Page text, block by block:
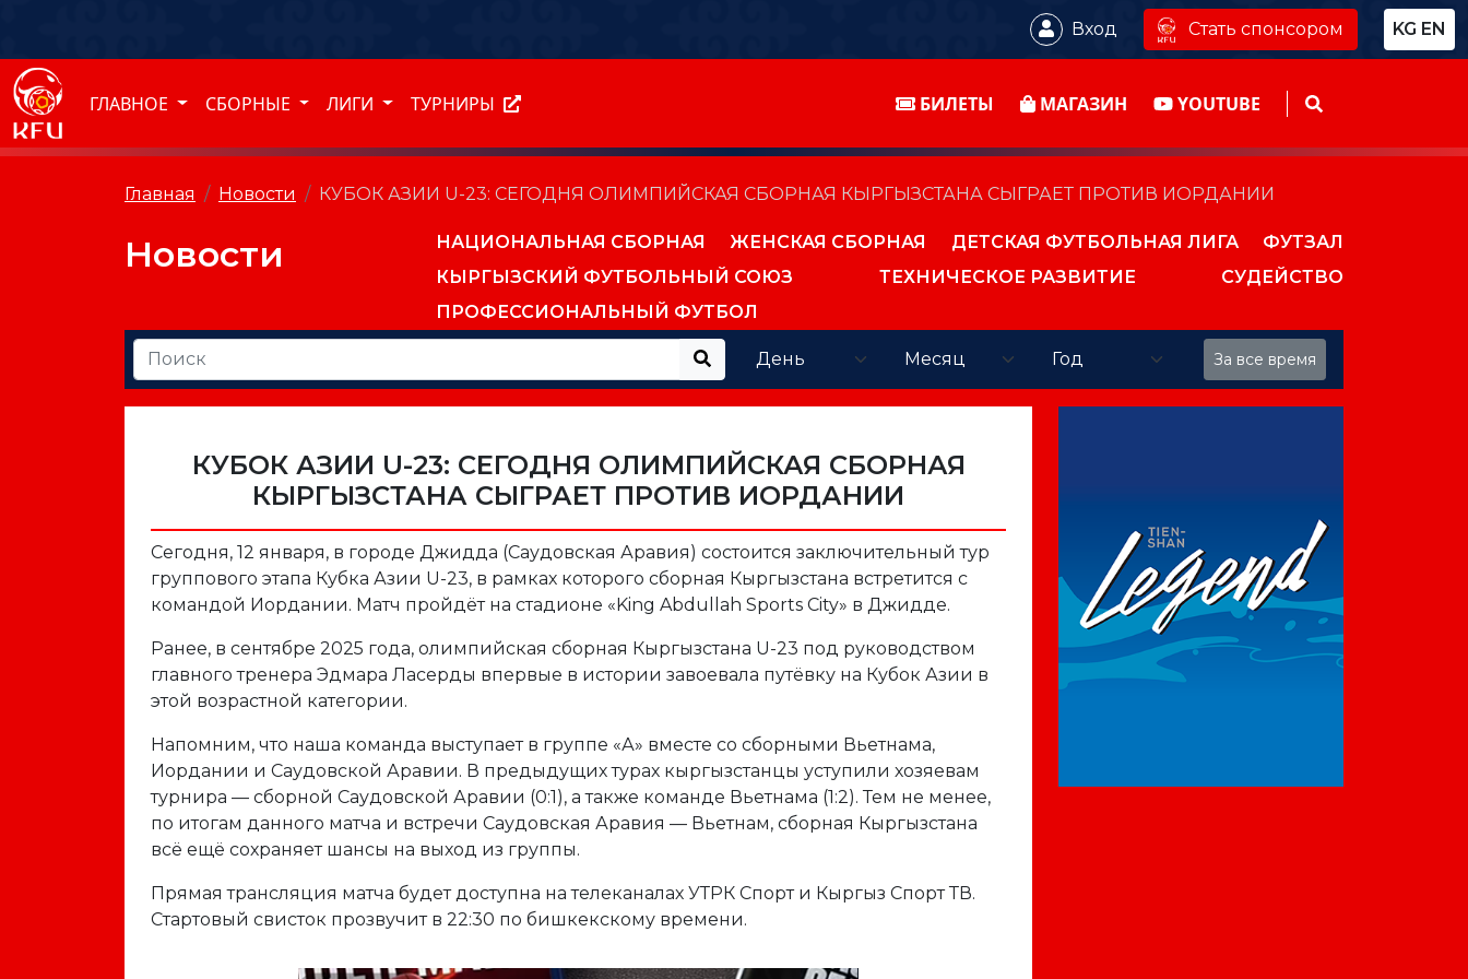
Вход Стать спонсором KG EN
ГЛАВНОЕ СБОРНЫЕ ЛИГИ ТУРНИРЫ БИЛЕТЫ МАГАЗИН YOUTUBE
Главная Новости КУБОК АЗИИ U-23: СЕГОДНЯ ОЛИМПИЙСКАЯ СБОРНАЯ КЫРГЫЗСТАНА СЫГРАЕТ ПРОТИВ ИОРДАНИИ
Новости НАЦИОНАЛЬНАЯ СБОРНАЯ ЖЕНСКАЯ СБОРНАЯ ДЕТСКАЯ ФУТБОЛЬНАЯ ЛИГА
ФУТЗАЛ
КЫРГЫЗСКИЙ ФУТБОЛЬНЫЙ СОЮЗ
ТЕХНИЧЕСКОЕ РАЗВИТИЕ
СУДЕЙСТВО
ПРОФЕССИОНАЛЬНЫЙ ФУТБОЛ
За все время
КУБОК АЗИИ U-23: СЕГОДНЯ ОЛИМПИЙСКАЯ СБОРНАЯ
КЫРГЫЗСТАНА СЫГРАЕТ ПРОТИВ ИОРДАНИИ
Сегодня, 12 января, в городе Джидда (Саудовская Аравия) состоится заключительный тур
группового этапа Кубка Азии U-23, в рамках которого сборная Кыргызстана встретится с
командой Иордании. Матч пройдёт на стадионе «King Abdullah Sports City» в Джидде.
Ранее, в сентябре 2025 года, олимпийская сборная Кыргызстана U-23 под руководством
главного тренера Эдмара Ласерды впервые в истории завоевала путёвку на Кубок Азии в
этой возрастной категории.
Напомним, что наша команда выступает в группе «А» вместе со сборными Вьетнама,
Иордании и Саудовской Аравии. В предыдущих турах кыргызстанцы уступили хозяевам
турнира — сборной Саудовской Аравии (0:1), а также команде Вьетнама (1:2). Тем не менее,
по итогам данного матча и встречи Саудовская Аравия — Вьетнам, сборная Кыргызстана
всё ещё сохраняет шансы на выход из группы.
Прямая трансляция матча будет доступна на телеканалах УТРК Спорт и Кыргыз Спорт ТВ.
Стартовый свисток прозвучит в 22:30 по бишкекскому времени.